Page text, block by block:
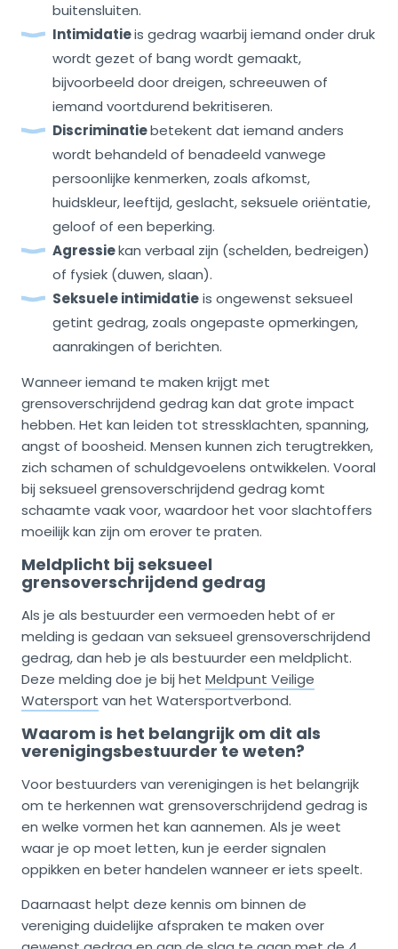
buitensluiten.
Intimidatieis gedrag waarbij iemand onder druk
wordt gezet of bang wordt gemaakt,
bijvoorbeeld door dreigen, schreeuwen of
iemand voortdurend bekritiseren.
Discriminatiebetekent dat iemand anders
wordt behandeld of benadeeld vanwege
persoonlijke kenmerken, zoals afkomst,
huidskleur, leeftijd, geslacht, seksuele oriëntatie,
geloof of een beperking.
Agressiekan verbaal zijn (schelden, bedreigen)
of fysiek (duwen, slaan).
Seksuele intimidatieis ongewenst seksueel
getint gedrag, zoals ongepaste opmerkingen,
aanrakingen of berichten.
Wanneer iemand te maken krijgt met
grensoverschrijdend gedrag kan dat grote impact
hebben. Het kan leiden tot stressklachten, spanning,
angst of boosheid. Mensen kunnen zich terugtrekken,
zich schamen of schuldgevoelens ontwikkelen. Vooral
bij seksueel grensoverschrijdend gedrag komt
schaamte vaak voor, waardoor het voor slachtoffers
moeilijk kan zijn om erover te praten.
Meldplicht bij seksueel
grensoverschrijdend gedrag
Als je als bestuurder een vermoeden hebt of er
melding is gedaan van seksueel grensoverschrijdend
gedrag, dan heb je als bestuurder een meldplicht.
Deze melding doe je bij het Meldpunt Veilige
Watersport van het Watersportverbond.
Waarom is het belangrijk om dit als
verenigingsbestuurder te weten?
Voor bestuurders van verenigingen is het belangrijk
om te herkennen wat grensoverschrijdend gedrag is
en welke vormen het kan aannemen. Als je weet
waar je op moet letten, kun je eerder signalen
oppikken en beter handelen wanneer er iets speelt.
Daarnaast helpt deze kennis om binnen de
vereniging duidelijke afspraken te maken over